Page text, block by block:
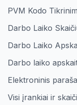
PVM Kodo
Darbo Laiko
Darbo Laiko
Darbo laiko
Elektroninis
Visi įrankiai ir